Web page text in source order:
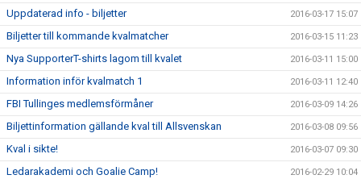
Uppdaterad info - biljetter 2016-03-17 15:07
Biljetter till kommande kvalmatcher 2016-03-15 11:23
Nya SupporterT-shirts lagom till kvalet 2016-03-11 15:00
Information inför kvalmatch 1 2016-03-11 12:40
FBI Tullinges medlemsförmåner 2016-03-09 14:26
Biljettinformation gällande kval till Allsvenskan 2016-03-08 09:56
Kval i sikte! 2016-03-07 09:30
Ledarakademi och Goalie Camp! 2016-02-29 10:04